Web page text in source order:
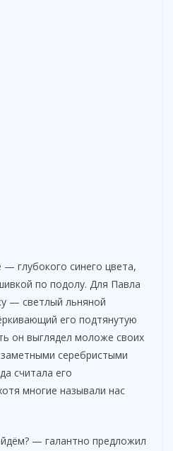
глубокого синего цвета,
по подолу. Для Павла
— светлый льняной
его подтянутую
он выглядел моложе своих
серебристыми
считала его
многие называли нас
— галантно предложил